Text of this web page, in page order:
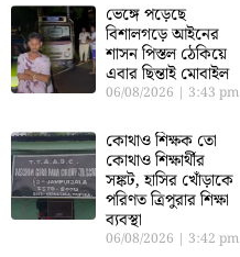
ভেঙ্গে পড়েছে
বিশালগড়ে আইনের
শাসন পিস্তল ঠেকিয়ে
এবার ছিন্তাই মোবাইল
06/08/2026 3:43 pm
কোথাও শিক্ষক তো
কোথাও শিক্ষার্থীর
সঙ্কট, হাসির খোঁড়াকে
পরিণত ত্রিপুরার শিক্ষা
ব্যবস্থা
06/08/2026 3:42 pm